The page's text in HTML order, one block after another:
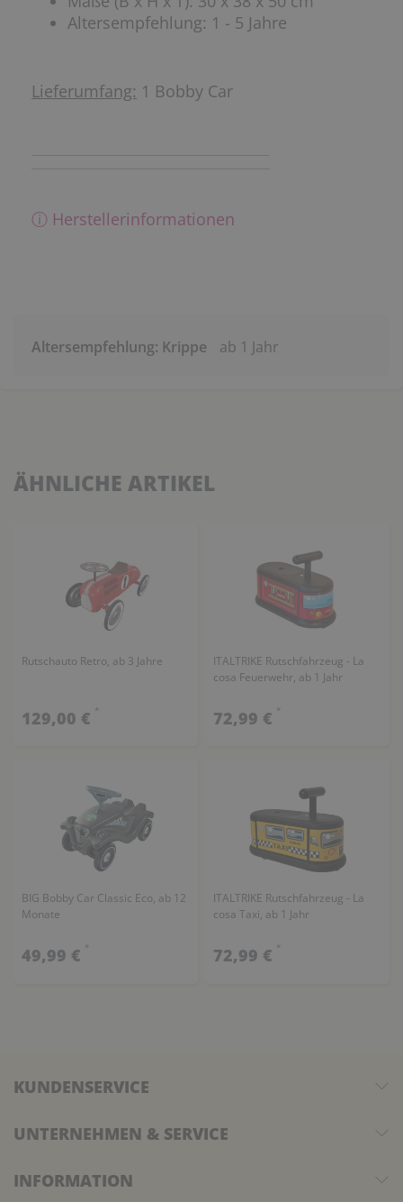
Altersempfehlung: 1 - 5 Jahre
Lieferumfang: 1 Bobby Car
ⓘ Herstellerinformationen
Altersempfehlung: Krippe ab 1 Jahr
ÄHNLICHE ARTIKEL
Rutschauto Retro, ab 3 Jahre
129,00 € *
ITALTRIKE Rutschfahrzeug - La
cosa Feuerwehr, ab 1 Jahr
72,99 € *
BIG Bobby Car Classic Eco, ab 12
Monate
49,99 € *
ITALTRIKE Rutschfahrzeug - La
cosa Taxi, ab 1 Jahr
72,99 € *
KUNDENSERVICE
UNTERNEHMEN & SERVICE
INFORMATION